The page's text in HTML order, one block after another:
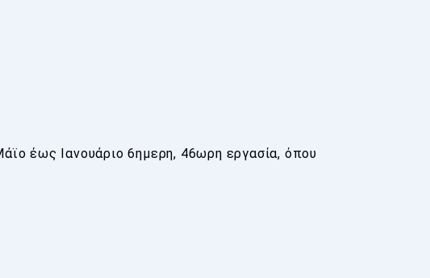
έως Ιανουάριο 6ημερη, 46ωρη εργασία, όπου